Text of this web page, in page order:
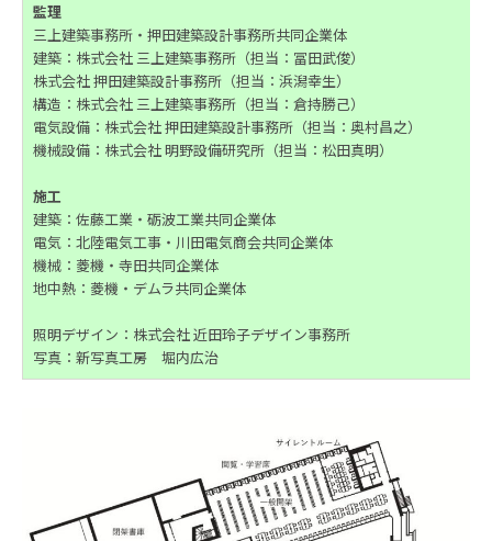
監理
三上建築事務所・押田建築設計事務所共同企業体
建築：株式会社 三上建築事務所（担当：冨田武俊）
株式会社 押田建築設計事務所（担当：浜潟幸生）
構造：株式会社 三上建築事務所（担当：倉持勝己）
電気設備：株式会社 押田建築設計事務所（担当：奥村昌之）
機械設備：株式会社 明野設備研究所（担当：松田真明）
施工
建築：佐藤工業・砺波工業共同企業体
電気：北陸電気工事・川田電気商会共同企業体
機械：菱機・寺田共同企業体
地中熱：菱機・デムラ共同企業体
照明デザイン：株式会社 近田玲子デザイン事務所
写真：新写真工房 堀内広治